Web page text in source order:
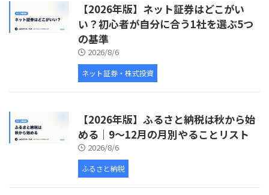
【2026年版】ネット証券はどこがい
い？初心者が自分に合う1社を選ぶ5つ
の基準
2026/8/6
ネット証券・株式投資
【2026年版】ふるさと納税は秋から始
める｜9〜12月の月別やることリスト
2026/8/6
ふるさと納税